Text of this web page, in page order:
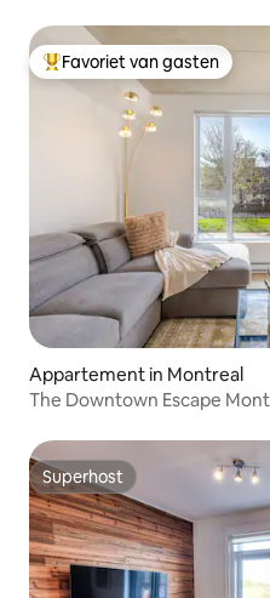
Topfavoriet van gasten
Favoriet van gasten
Appartement in Montreal
The Downtown Escape
Superhost
Superhost